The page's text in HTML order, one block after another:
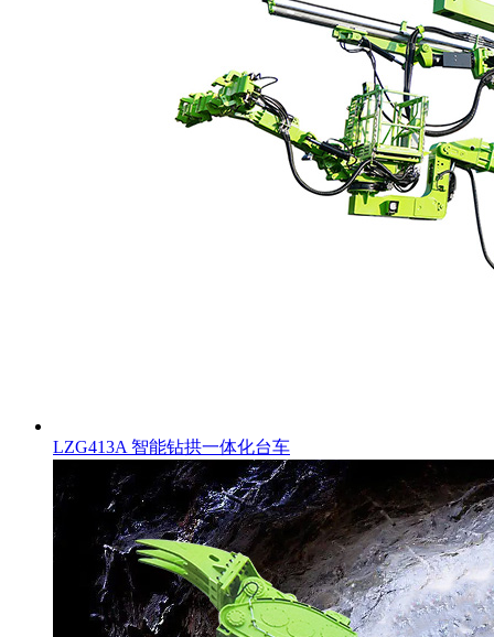
LZG413A 智能钻拱一体化台车